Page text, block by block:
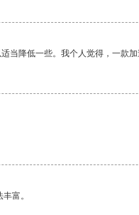
当降低一些。我个人觉得，一款
富。